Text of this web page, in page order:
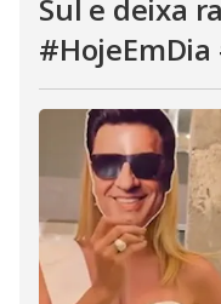
Sul e deixa